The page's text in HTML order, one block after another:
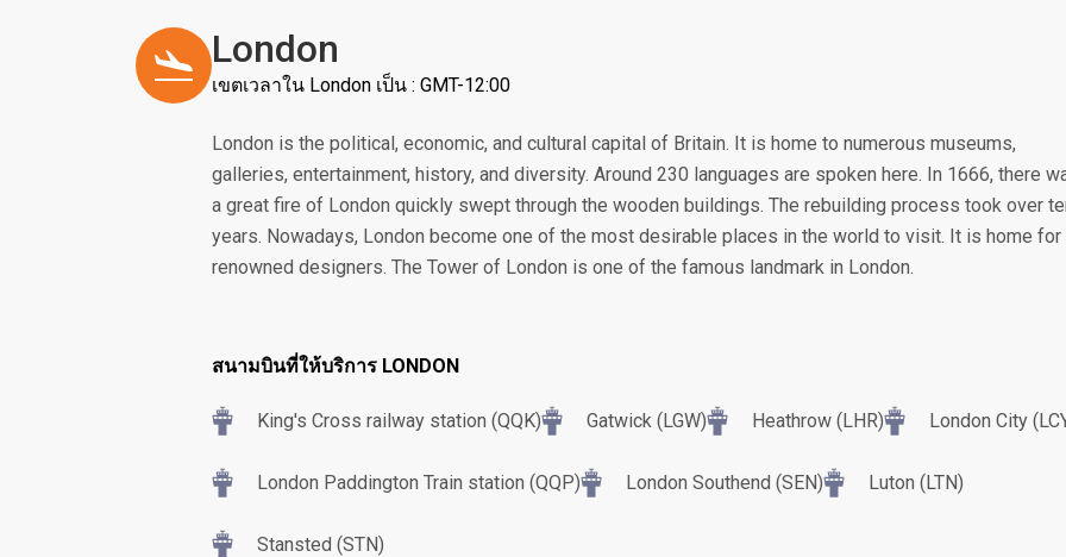
London
เขตเวลาใน London เป็น : GMT-12:00
London is the political, economic, and cultural capital of Britain. It is home to numerous museums,
galleries, entertainment, history, and diversity. Around 230 languages are spoken here. In 1666, there
a great fire of London quickly swept through the wooden buildings. The rebuilding process took over
years. Nowadays, London become one of the most desirable places in the world to visit. It is home for
renowned designers. The Tower of London is one of the famous landmark in London.
สนามบินที่ให้บริการ LONDON
King's Cross railway station (QQK) Gatwick (LGW) Heathrow (LHR) London City
London Paddington Train station (QQP) London Southend (SEN) Luton (LTN)
Stansted (STN)